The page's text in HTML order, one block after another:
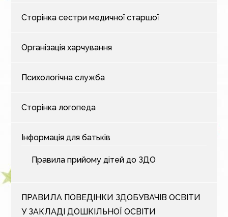
Сторінка сестри медичної старшої
Організація харчування
Психологічна служба
Сторінка логопеда
Інформація для батьків
Правила прийому дітей до ЗДО
ПРАВИЛА ПОВЕДІНКИ ЗДОБУВАЧІВ ОСВІТИ
У ЗАКЛАДІ ДОШКІЛЬНОЇ ОСВІТИ